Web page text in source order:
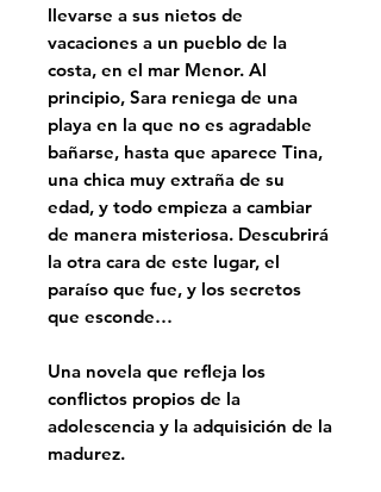
llevarse a sus nietos de
vacaciones a un pueblo de la
costa, en el mar Menor. Al
principio, Sara reniega de una
playa en la que no es agradable
bañarse, hasta que aparece Tina,
una chica muy extraña de su
edad, y todo empieza a cambiar
de manera misteriosa. Descubrirá
la otra cara de este lugar, el
paraíso que fue, y los secretos
que esconde…
Una novela que refleja los
conflictos propios de la
adolescencia y la adquisición de la
madurez.